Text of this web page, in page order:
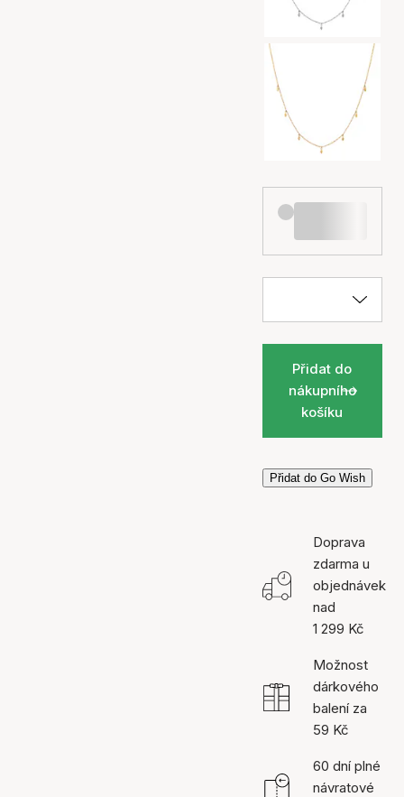
Přidat do
nákupního
košíku
Přidat do Go Wish
Doprava
zdarma u
objednávek
nad
1 299 Kč
Možnost
dárkového
balení za
59 Kč
60 dní plné
návratové